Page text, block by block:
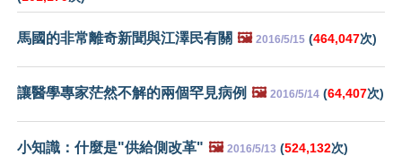
馬國的非常離奇新聞與江澤民有關 🖼️ 2016/5/15 (464,047次)
讓醫學專家茫然不解的兩個罕見病例 🖼️ 2016/5/14 (64,407次)
小知識：什麼是"供給側改革" 🖼️ 2016/5/13 (524,132次)